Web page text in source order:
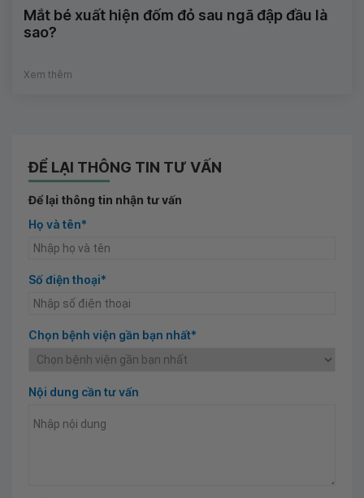
Mắt bé xuất hiện đốm đỏ sau ngã đập đầu là
sao?
Xem thêm
ĐỂ LẠI THÔNG TIN TƯ VẤN
Để lại thông tin nhận tư vấn
Họ và tên*
Số điện thoại*
Chọn bệnh viện gần bạn nhất*
Nội dung cần tư vấn